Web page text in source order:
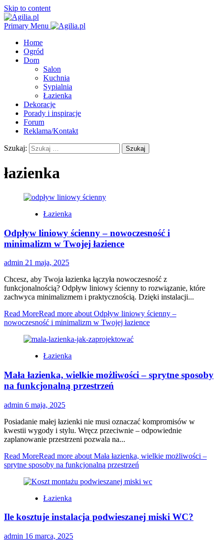
Skip to content
Primary Menu
Home
Ogród
Dom
Salon
Kuchnia
Sypialnia
Łazienka
Dekoracje
Porady i inspiracje
Forum
Reklama/Kontakt
Szukaj:
łazienka
Łazienka
Odpływ liniowy ścienny – nowoczesność i
minimalizm w Twojej łazience
admin 21 maja, 2025
Chcesz, aby Twoja łazienka łączyła nowoczesność z
funkcjonalnością? Odpływ liniowy ścienny to rozwiązanie, które
zachwyca minimalizmem i praktycznością. Dzięki instalacji...
Read MoreRead more about Odpływ liniowy ścienny –
nowoczesność i minimalizm w Twojej łazience
Łazienka
Mała łazienka, wielkie możliwości – sprytne sposoby
na funkcjonalną przestrzeń
admin 6 maja, 2025
Posiadanie małej łazienki nie musi oznaczać kompromisów w
kwestii wygody i stylu. Wręcz przeciwnie – odpowiednie
zaplanowanie przestrzeni pozwala na...
Read MoreRead more about Mała łazienka, wielkie możliwości –
sprytne sposoby na funkcjonalną przestrzeń
Łazienka
Ile kosztuje instalacja podwieszanej miski WC?
admin 16 marca, 2025